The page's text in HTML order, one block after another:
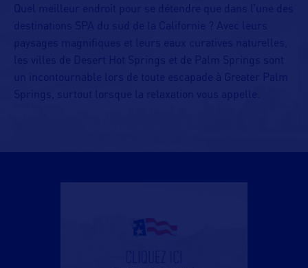
Quel meilleur endroit pour se détendre que dans l’une des
destinations SPA du sud de la Californie ? Avec leurs
paysages magnifiques et leurs eaux curatives naturelles,
les villes de
Desert
Hot Springs et de Palm Springs sont
un incontournable lors de toute escapade à
Greater
Palm
Springs, surtout lorsque la relaxation vous appelle.